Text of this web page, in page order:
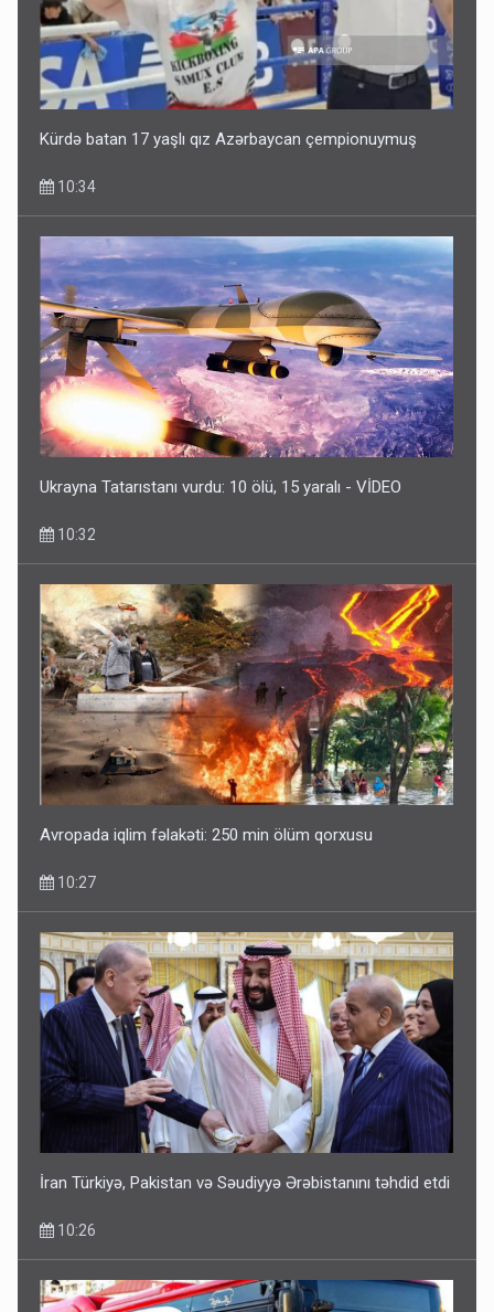
Kürdə batan 17 yaşlı qız Azərbaycan çempionuymuş
10:34
Ukrayna Tatarıstanı vurdu: 10 ölü, 15 yaralı - VİDEO
10:32
Avropada iqlim fəlakəti: 250 min ölüm qorxusu
10:27
İran Türkiyə, Pakistan və Səudiyyə Ərəbistanını təhdid etdi
10:26